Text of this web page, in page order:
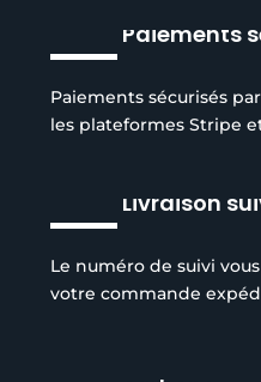
Paiements
Paiements sécurisés
les plateformes Stripe
Livraison
Le numéro de suivi
votre commande
Réduction